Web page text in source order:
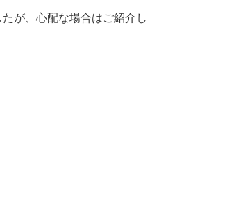
が、心配な場合はご紹介し